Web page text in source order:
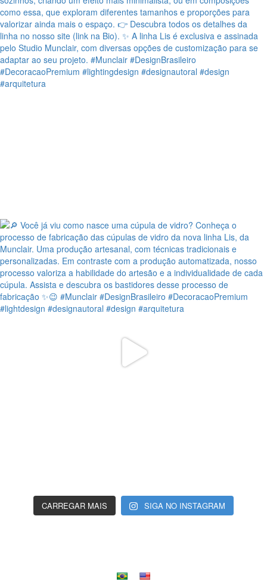
CARREGAR MAIS SIGA NO INSTAGRAM